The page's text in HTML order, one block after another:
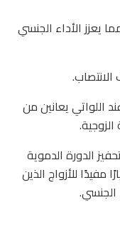
يعزز الأداء الجنسي
اللواتي يعانين من
الدورة الدموية
للأزواج الذين